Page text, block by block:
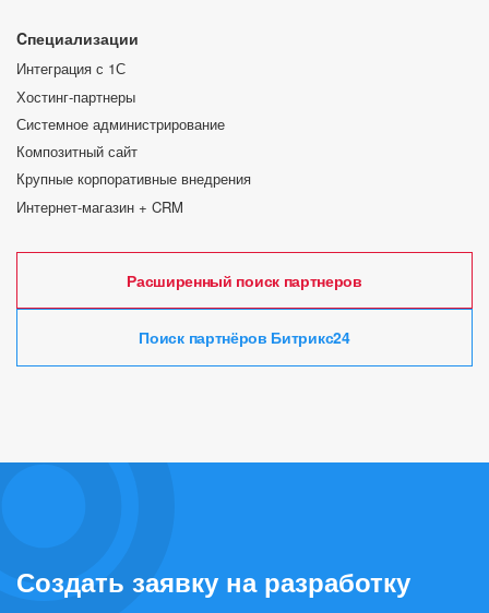
Cпециализации
Интеграция с 1С
Хостинг-партнеры
Системное администрирование
Композитный сайт
Крупные корпоративные внедрения
Интернет-магазин + CRM
Расширенный поиск партнеров
Поиск партнёров Битрикс24
Создать заявку на разработку